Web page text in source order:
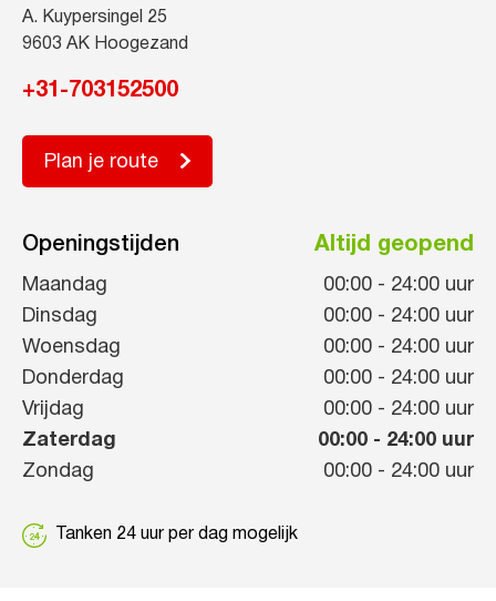
A. Kuypersingel 25
9603 AK Hoogezand
+31-703152500
Plan je route
Openingstijden Altijd geopend
Maandag 00:00 - 24:00 uur
Dinsdag
00:00 - 24:00 uur
Woensdag
00:00 - 24:00 uur
Donderdag
00:00 - 24:00 uur
Vrijdag
00:00 - 24:00 uur
Zaterdag
00:00 - 24:00 uur
Zondag
00:00 - 24:00 uur
Tanken 24 uur per dag mogelijk